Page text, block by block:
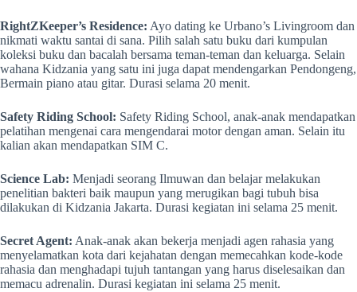
RightZKeeper’s Residence: Ayo dating ke Urbano’s Livingroom dan
nikmati waktu santai di sana. Pilih salah satu buku dari kumpulan
koleksi buku dan bacalah bersama teman-teman dan keluarga. Selain
wahana Kidzania yang satu ini juga dapat mendengarkan Pendongeng,
Bermain piano atau gitar. Durasi selama 20 menit.
Safety Riding School: Safety Riding School, anak-anak mendapatkan
pelatihan mengenai cara mengendarai motor dengan aman. Selain itu
kalian akan mendapatkan SIM C.
Science Lab: Menjadi seorang Ilmuwan dan belajar melakukan
penelitian bakteri baik maupun yang merugikan bagi tubuh bisa
dilakukan di Kidzania Jakarta. Durasi kegiatan ini selama 25 menit.
Secret Agent: Anak-anak akan bekerja menjadi agen rahasia yang
menyelamatkan kota dari kejahatan dengan memecahkan kode-kode
rahasia dan menghadapi tujuh tantangan yang harus diselesaikan dan
memacu adrenalin. Durasi kegiatan ini selama 25 menit.